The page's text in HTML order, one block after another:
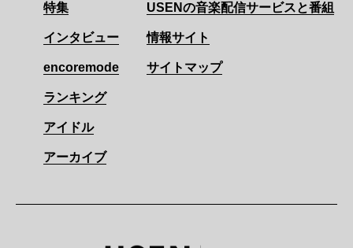
特集
インタビュー
encoremode
ランキング
アイドル
アーカイブ
USENの音楽配信サービスと番組
情報サイト
サイトマップ